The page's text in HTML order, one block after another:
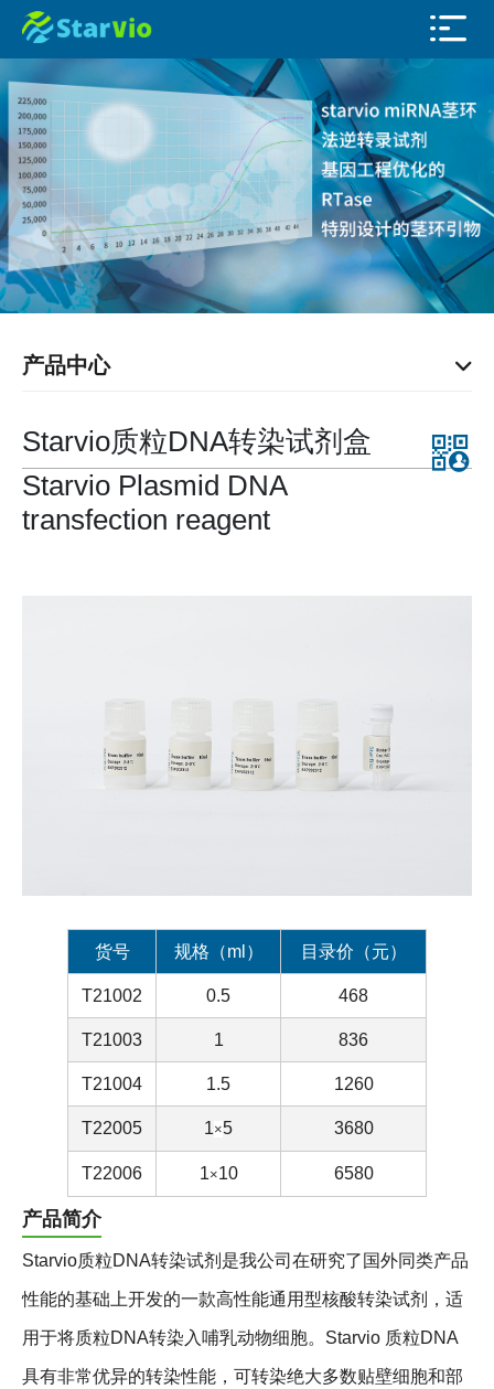
产品中心
Starvio质粒DNA转染试剂盒
Starvio Plasmid DNA
transfection reagent
货号 规格（ml） 目录价（元）
T21002 0.5 468
T21003 1 836
T21004 1.5 1260
T22005 1×5 3680
T22006 1×10 6580
产品简介
Starvio质粒DNA转染试剂是我公司在研究了国外同类产品
性能的基础上开发的一款高性能通用型核酸转染试剂，适
用于将质粒DNA转染入哺乳动物细胞。Starvio 质粒DNA
具有非常优异的转染性能，可转染绝大多数贴壁细胞和部